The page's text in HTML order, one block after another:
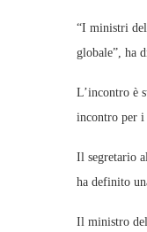
“I ministri
globale”, ha
L’incontro è
incontro per i
Il segretario
ha definito
Il ministro